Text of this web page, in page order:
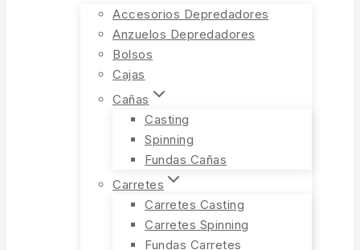
Accesorios Depredadores
Anzuelos Depredadores
Bolsos
Cajas
Cañas
Casting
Spinning
Fundas Cañas
Carretes
Carretes Casting
Carretes Spinning
Fundas Carretes